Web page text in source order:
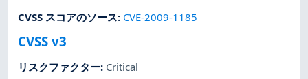
CVSS スコアのソース: CVE-2009-1185
CVSS v3
リスクファクター: Critical